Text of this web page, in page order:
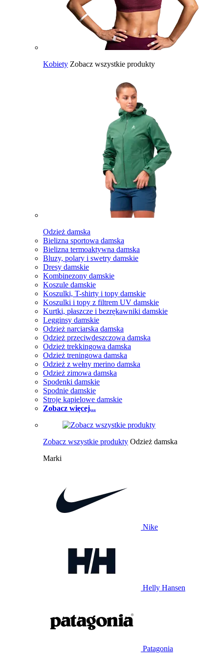
Kobiety Zobacz wszystkie produkty
Odzież damska
Bielizna sportowa damska
Bielizna termoaktywna damska
Bluzy, polary i swetry damskie
Dresy damskie
Kombinezony damskie
Koszule damskie
Koszulki, T-shirty i topy damskie
Koszulki i topy z filtrem UV damskie
Kurtki, płaszcze i bezrękawniki damskie
Legginsy damskie
Odzież narciarska damska
Odzież przeciwdeszczowa damska
Odzież trekkingowa damska
Odzież treningowa damska
Odzież z wełny merino damska
Odzież zimowa damska
Spodenki damskie
Spodnie damskie
Stroje kąpielowe damskie
Zobacz więcej...
Zobacz wszystkie produkty Odzież damska
Marki
Nike
Helly Hansen
Patagonia